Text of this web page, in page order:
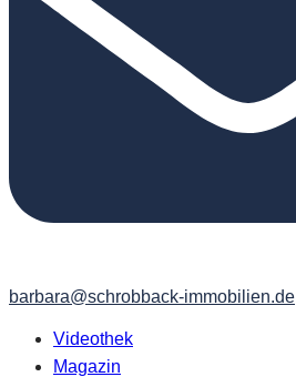
barbara@schrobback-immobilien.de
Videothek
Magazin